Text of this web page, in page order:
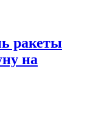
ракеты
на